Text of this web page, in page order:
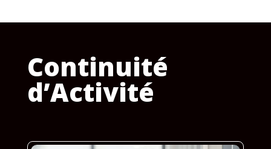
Continuité
d’Activité